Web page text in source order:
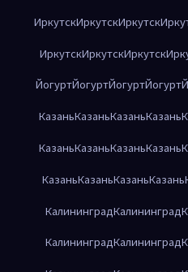
ИркутскИркутскИркутск
ИркутскИркутскИркутск
ЙогуртЙогуртЙогуртЙогурт
КазаньКазаньКазаньКазань
КазаньКазаньКазаньКазань
КазаньКазаньКазаньКазань
КалининградКалининград
КалининградКалининград